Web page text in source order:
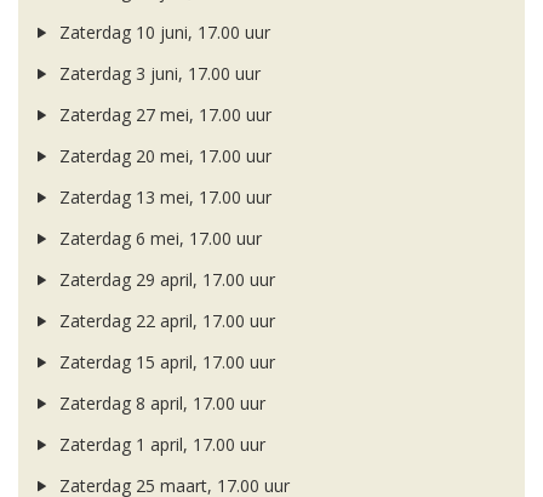
Zaterdag 10 juni, 17.00 uur
Zaterdag 3 juni, 17.00 uur
Zaterdag 27 mei, 17.00 uur
Zaterdag 20 mei, 17.00 uur
Zaterdag 13 mei, 17.00 uur
Zaterdag 6 mei, 17.00 uur
Zaterdag 29 april, 17.00 uur
Zaterdag 22 april, 17.00 uur
Zaterdag 15 april, 17.00 uur
Zaterdag 8 april, 17.00 uur
Zaterdag 1 april, 17.00 uur
Zaterdag 25 maart, 17.00 uur